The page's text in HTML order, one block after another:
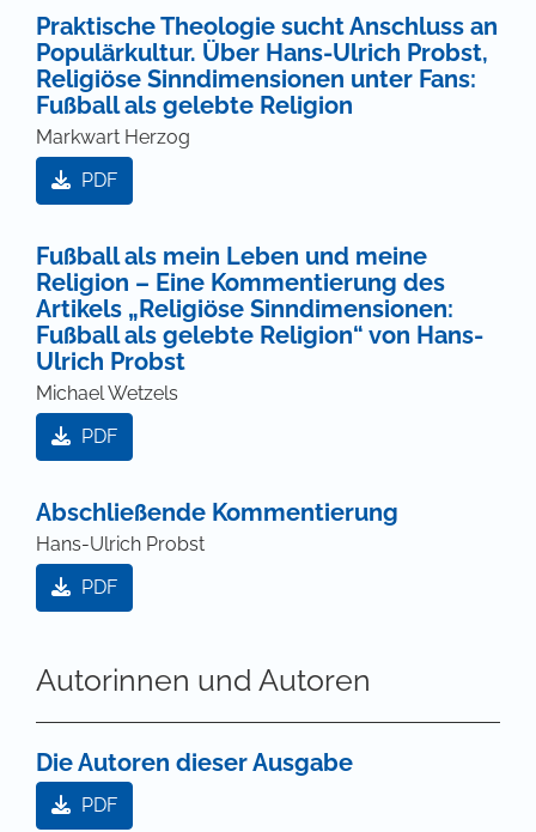
Praktische Theologie sucht Anschluss an
Populärkultur. Über Hans-Ulrich Probst,
Religiöse Sinndimensionen unter Fans:
Fußball als gelebte Religion
Markwart Herzog
PDF
Fußball als mein Leben und meine
Religion – Eine Kommentierung des
Artikels „Religiöse Sinndimensionen:
Fußball als gelebte Religion“ von Hans-
Ulrich Probst
Michael Wetzels
PDF
Abschließende Kommentierung
Hans-Ulrich Probst
PDF
Autorinnen und Autoren
Die Autoren dieser Ausgabe
PDF